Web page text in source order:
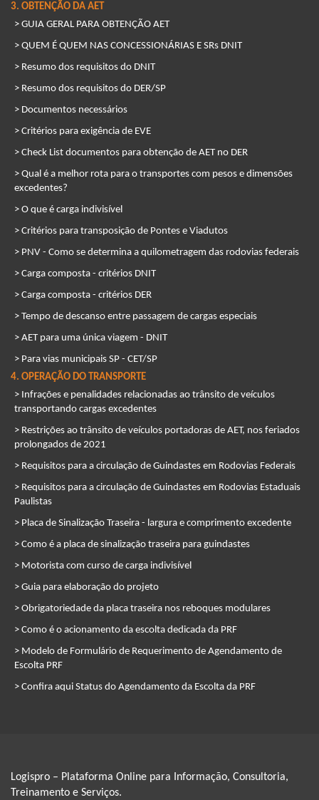
3. OBTENÇÃO DA AET
> GUIA GERAL PARA OBTENÇÃO AET
> QUEM É QUEM NAS CONCESSIONÁRIAS E SRs DNIT
> Resumo dos requisitos do DNIT
> Resumo dos requisitos do DER/SP
> Documentos necessários
> Critérios para exigência de EVE
> Check List documentos para obtenção de AET no DER
> Qual é a melhor rota para o transportes com pesos e dimensões
excedentes?
> O que é carga indivisível
> Critérios para transposição de Pontes e Viadutos
> PNV - Como se determina a quilometragem das rodovias federais
> Carga composta - critérios DNIT
> Carga composta - critérios DER
> Tempo de descanso entre passagem de cargas especiais
> AET para uma única viagem - DNIT
> Para vias municipais SP - CET/SP
4. OPERAÇÃO DO TRANSPORTE
> Infrações e penalidades relacionadas ao trânsito de veículos
transportando cargas excedentes
> Restrições ao trânsito de veículos portadoras de AET, nos feriados
prolongados de 2021
> Requisitos para a circulação de Guindastes em Rodovias Federais
> Requisitos para a circulação de Guindastes em Rodovias Estaduais
Paulistas
> Placa de Sinalização Traseira - largura e comprimento excedente
> Como é a placa de sinalização traseira para guindastes
> Motorista com curso de carga indivisível
> Guia para elaboração do projeto
> Obrigatoriedade da placa traseira nos reboques modulares
> Como é o acionamento da escolta dedicada da PRF
> Modelo de Formulário de Requerimento de Agendamento de
Escolta PRF
> Confira aqui Status do Agendamento da Escolta da PRF
Logispro – Plataforma Online para Informação, Consultoria,
Treinamento e Serviços.